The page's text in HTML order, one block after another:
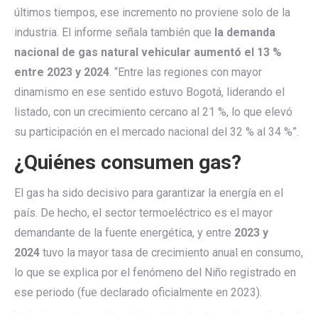
últimos tiempos, ese incremento no proviene solo de la
industria. El informe señala también que la demanda
nacional de gas natural vehicular aumentó el 13 %
entre 2023 y 2024. “Entre las regiones con mayor
dinamismo en ese sentido estuvo Bogotá, liderando el
listado, con un crecimiento cercano al 21 %, lo que elevó
su participación en el mercado nacional del 32 % al 34 %”.
¿Quiénes consumen gas?
El gas ha sido decisivo para garantizar la energía en el
país. De hecho, el sector termoeléctrico es el mayor
demandante de la fuente energética, y entre 2023 y
2024 tuvo la mayor tasa de crecimiento anual en consumo,
lo que se explica por el fenómeno del Niño registrado en
ese periodo (fue declarado oficialmente en 2023).